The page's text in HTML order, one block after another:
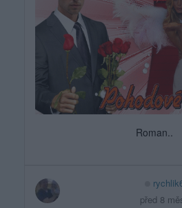
Roman..
před 8